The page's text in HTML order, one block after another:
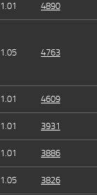
1.01 4890
1.05 4763
1.01 4609
1.01 3931
1.01 3886
1.05 3826